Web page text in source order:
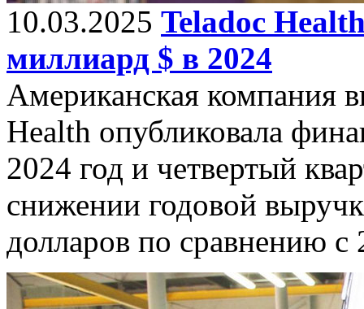
10.03.2025 Teladoc
миллиард $ в 2024
Американская компания
Health опубликовала
2024 год и четвертый
снижении годовой
долларов по сравнению с